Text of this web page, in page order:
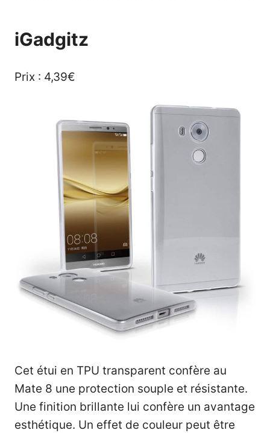
iGadgitz
Prix : 4,39€
Cet étui en TPU transparent confère au
Mate 8 une protection souple et résistante.
Une finition brillante lui confère un avantage
esthétique. Un effet de couleur peut être